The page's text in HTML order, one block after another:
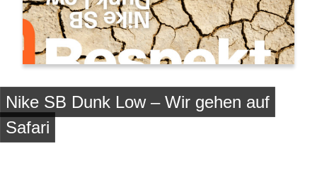
Nike SB Dunk Low – Wir gehen auf
Safari